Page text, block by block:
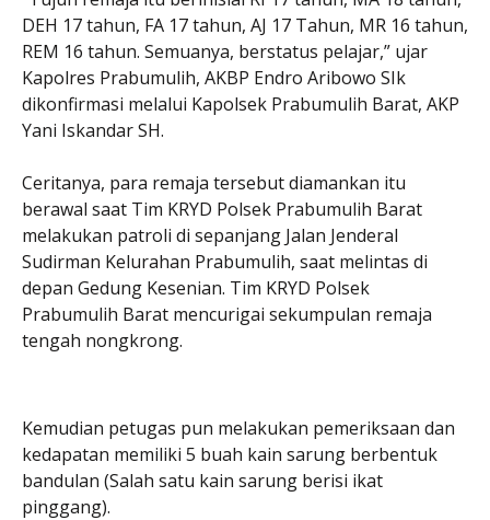
DEH 17 tahun, FA 17 tahun, AJ 17 Tahun, MR 16 tahun,
REM 16 tahun. Semuanya, berstatus pelajar,” ujar
Kapolres Prabumulih, AKBP Endro Aribowo SIk
dikonfirmasi melalui Kapolsek Prabumulih Barat, AKP
Yani Iskandar SH.
Ceritanya, para remaja tersebut diamankan itu
berawal saat Tim KRYD Polsek Prabumulih Barat
melakukan patroli di sepanjang Jalan Jenderal
Sudirman Kelurahan Prabumulih, saat melintas di
depan Gedung Kesenian. Tim KRYD Polsek
Prabumulih Barat mencurigai sekumpulan remaja
tengah nongkrong.
Kemudian petugas pun melakukan pemeriksaan dan
kedapatan memiliki 5 buah kain sarung berbentuk
bandulan (Salah satu kain sarung berisi ikat
pinggang).